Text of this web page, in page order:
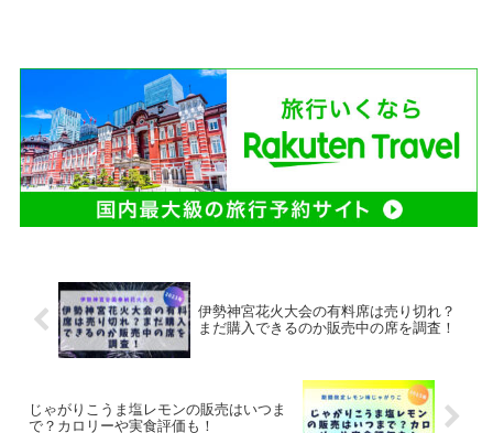
伊勢神宮花火大会の有料席は売り切れ？
まだ購入できるのか販売中の席を調査！
じゃがりこうま塩レモンの販売はいつま
で？カロリーや実食評価も！